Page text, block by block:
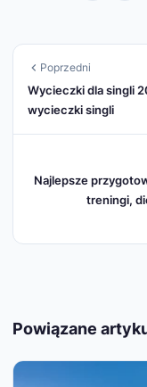
Poprzedni
Wycieczki dla singli
wycieczki singli
Najlepsze
treningi,
Powiązane